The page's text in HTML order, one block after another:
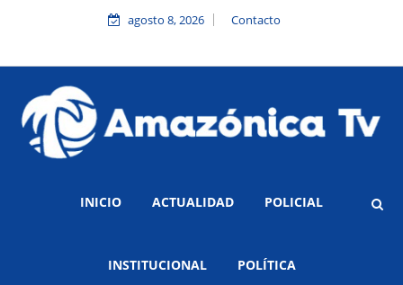
agosto 8, 2026 Contacto
INICIO ACTUALIDAD POLICIAL
INSTITUCIONAL POLÍTICA